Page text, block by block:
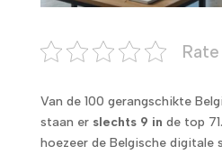
Van de 100 gerangschikte
staan er slechts 9 in de top
hoezeer de Belgische digitale